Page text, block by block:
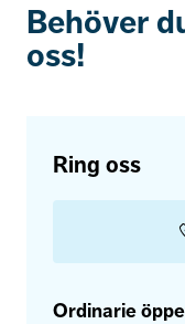
Behöver
oss!
Ring oss
Ordinarie